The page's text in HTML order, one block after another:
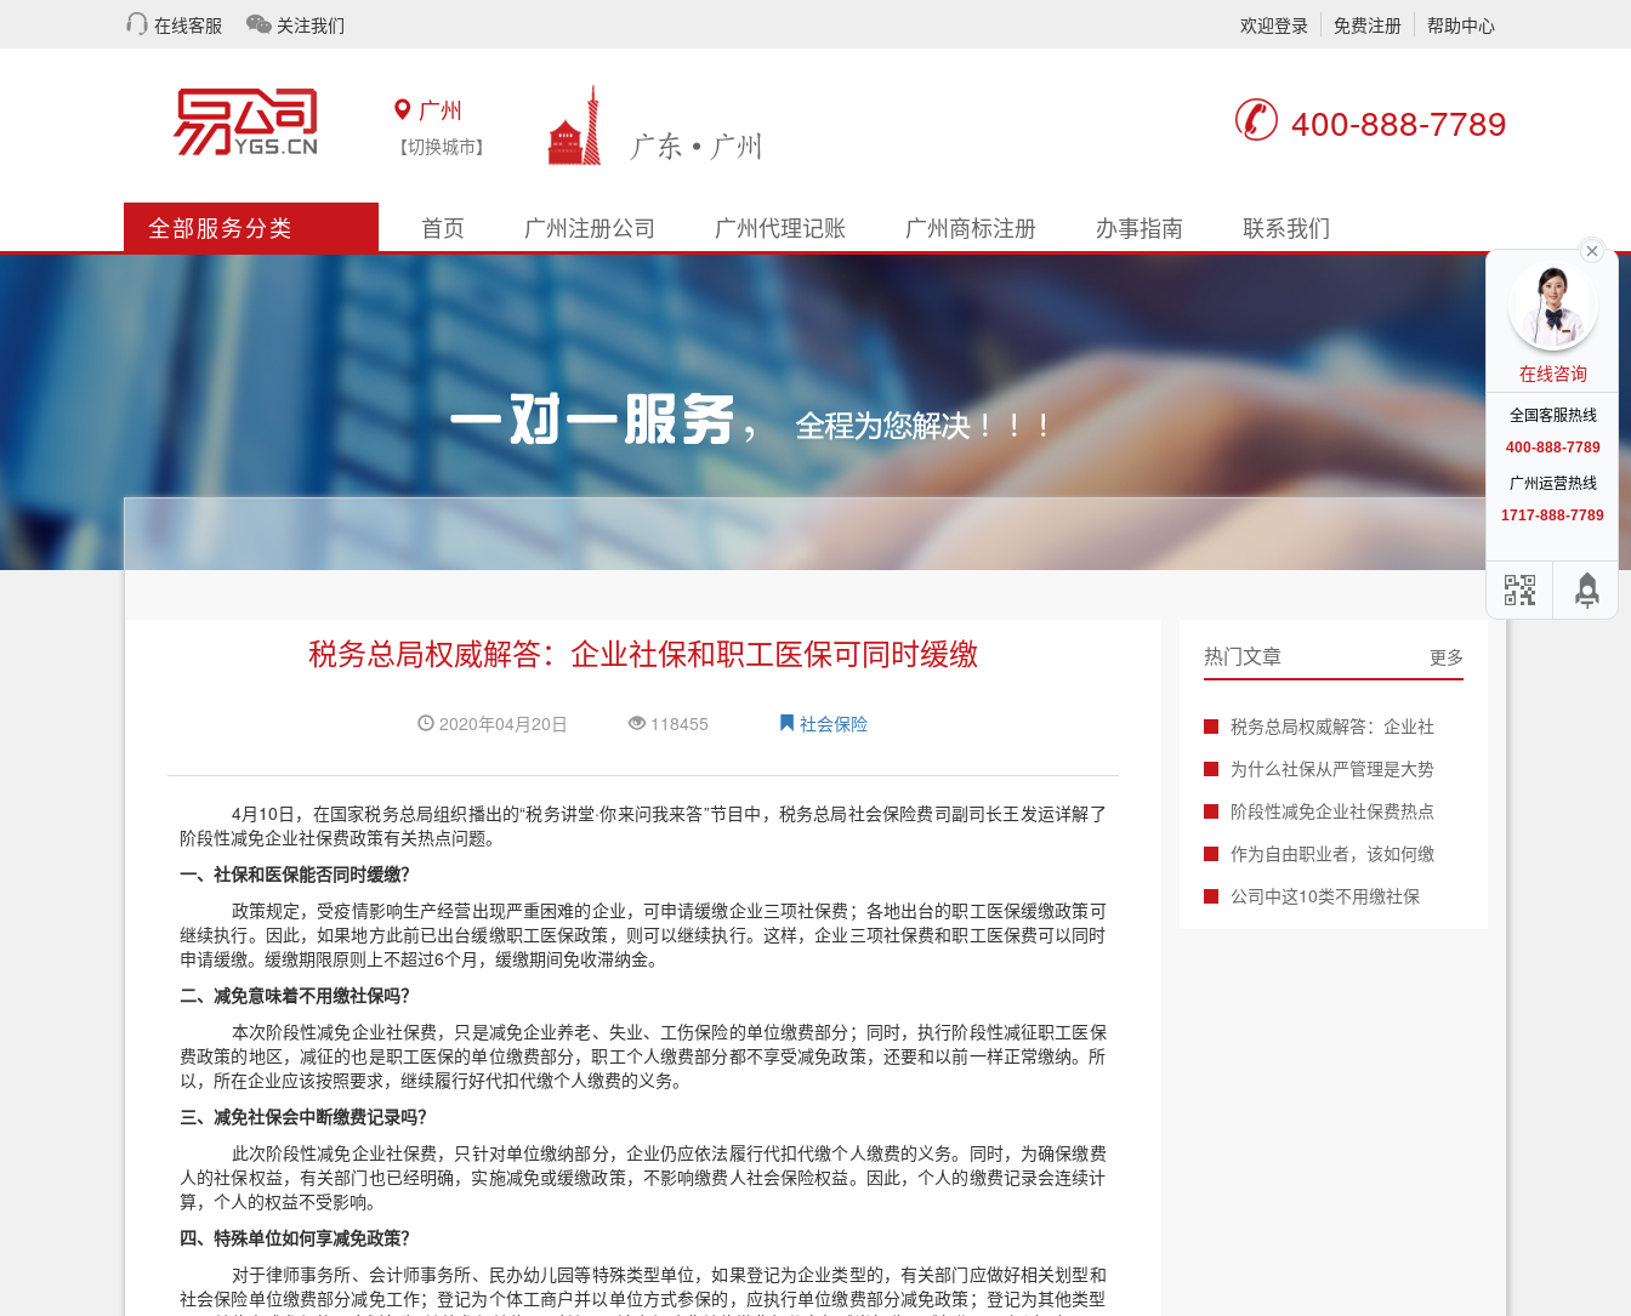
在线客服 关注我们 欢迎登录 免费注册 帮助中心
广州
【切换城市】 400-888-7789
全部服务分类 首页 广州注册公司 广州代理记账 广州商标注册 办事指南 联系我们
税务总局权威解答：企业社保和职工医保可同时缓缴
2020年04月20日 118455 社会保险
4月10日，在国家税务总局组织播出的“税务讲堂·你来问我来答”节目中，税务总局社会保险费司副司长王发运详解了
阶段性减免企业社保费政策有关热点问题。
一、 社保和医保能否同时缓缴？
政策规定，受疫情影响生产经营出现严重困难的企业，可申请缓缴企业三项社保费；各地出台的职工医保缓缴政策可
继续执行。因此，如果地方此前已出台缓缴职工医保政策，则可以继续执行。这样，企业三项社保费和职工医保费可以同时
申请缓缴。缓缴期限原则上不超过6个月，缓缴期间免收滞纳金。
二、 减免意味着不用缴社保吗？
本次阶段性减免企业社保费，只是减免企业养老、失业、工伤保险的单位缴费部分；同时，执行阶段性减征职工医保
费政策的地区，减征的也是职工医保的单位缴费部分，职工个人缴费部分都不享受减免政策，还要和以前一样正常缴纳。所
以，所在企业应该按照要求，继续履行好代扣代缴个人缴费的义务。
三、减免社保会中断缴费记录吗？
此次阶段性减免企业社保费，只针对单位缴纳部分，企业仍应依法履行代扣代缴个人缴费的义务。同时，为确保缴费
人的社保权益，有关部门也已经明确，实施减免或缓缴政策，不影响缴费人社会保险权益。因此，个人的缴费记录会连续计
算，个人的权益不受影响。
四、特殊单位如何享减免政策？
对于律师事务所、会计师事务所、民办幼儿园等特殊类型单位，如果登记为企业类型的，有关部门应做好相关划型和
社会保险单位缴费部分减免工作；登记为个体工商户并以单位方式参保的，应执行单位缴费部分减免政策；登记为其他类型
更多
热门文章
税务总局权威解答：企业社
为什么社保从严管理是大势
阶段性减免企业社保费热点
作为自由职业者，该如何缴
公司中这10类不用缴社保
在线咨询
全国客服热线
400-888-7789
广州运营热线
1717-888-7789